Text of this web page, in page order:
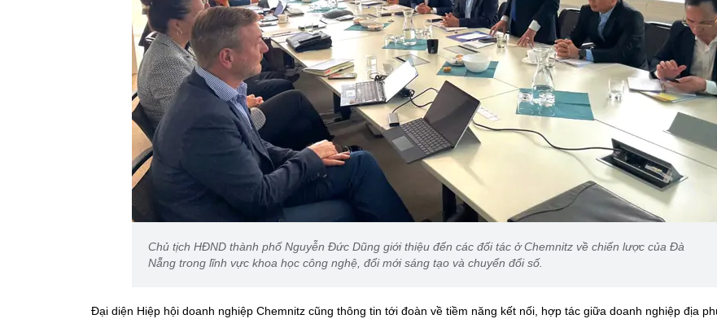
Chủ tịch HĐND thành phố Nguyễn Đức Dũng giới thiệu đến các đối tác ở Chemnitz về chiến lược của Đà
Nẵng trong lĩnh vực khoa học công nghệ, đổi mới sáng tạo và chuyển đổi số.
Đại diện Hiệp hội doanh nghiệp Chemnitz cũng thông tin tới đoàn về tiềm năng kết nối, hợp tác giữa doanh nghiệp địa